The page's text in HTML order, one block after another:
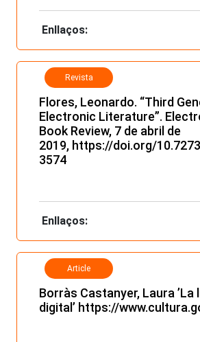
Enllaços:
Revista
Flores, Leonardo. “Third
Electronic Literature”.
Book Review, 7 de abril de
2019, https://doi.org/
3574
Enllaços:
Article
Borràs Castanyer, Laura
digital’ https://